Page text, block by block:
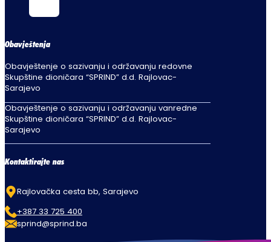
Obavještenja
Obavještenje o sazivanju i održavanju redovne
Skupštine dioničara “SPRIND” d.d. Rajlovac-
Sarajevo
Obavještenje o sazivanju i održavanju vanredne
Skupštine dioničara “SPRIND” d.d. Rajlovac-
Sarajevo
Kontaktirajte nas
Rajlovačka cesta bb, Sarajevo
+387 33 725 400
sprind@sprind.ba